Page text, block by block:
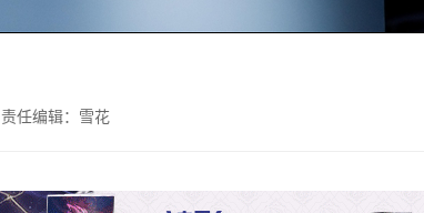
责任编辑：雪花